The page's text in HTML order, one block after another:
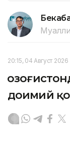
20:15, 04 Август 2026
доимий